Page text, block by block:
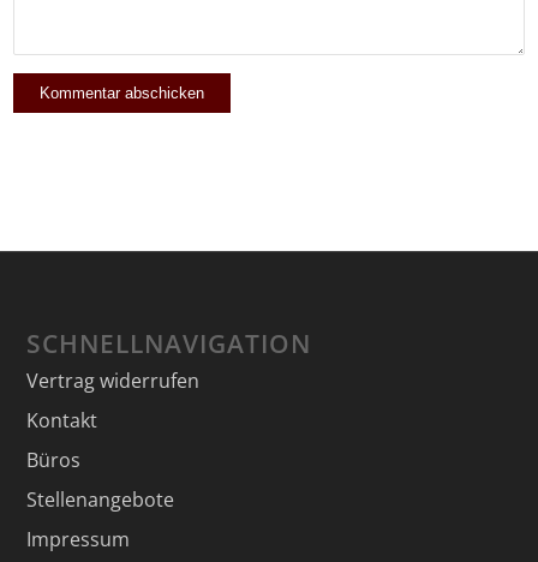
SCHNELLNAVIGATION
Vertrag widerrufen
Kontakt
Büros
Stellenangebote
Impressum